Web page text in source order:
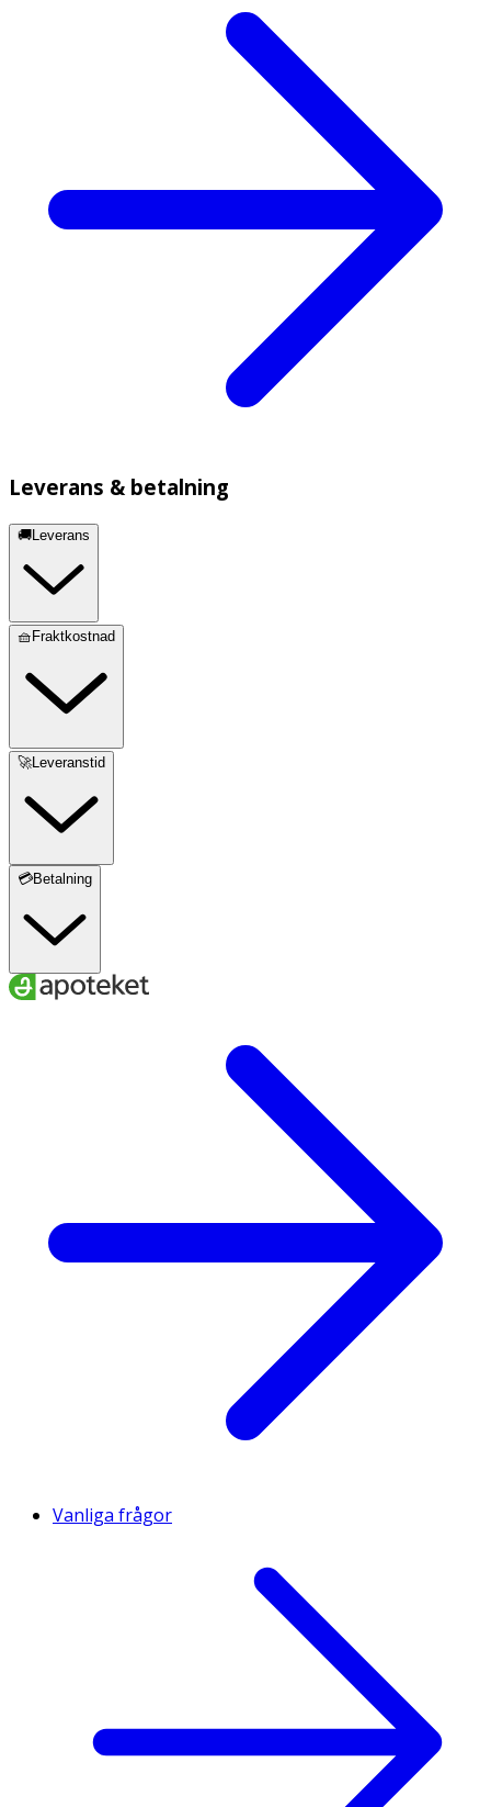
Leverans & betalning
🚚Leverans
🧺Fraktkostnad
🚀Leveranstid
💳Betalning
Vanliga frågor